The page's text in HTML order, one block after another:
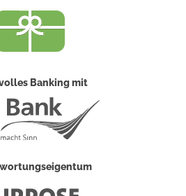
Banking mit